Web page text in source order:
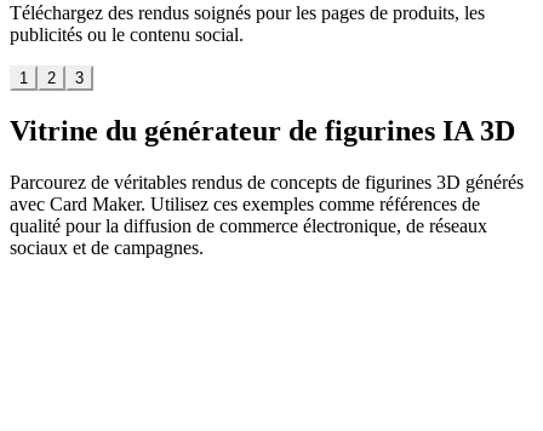
Téléchargez des rendus soignés pour les pages de produits, les
publicités ou le contenu social.
1 2 3
Vitrine du générateur de figurines IA 3D
Parcourez de véritables rendus de concepts de figurines 3D générés
avec Card Maker. Utilisez ces exemples comme références de
qualité pour la diffusion de commerce électronique, de réseaux
sociaux et de campagnes.